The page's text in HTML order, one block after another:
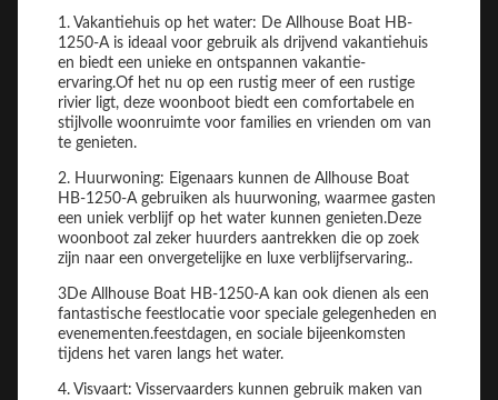
1. Vakantiehuis op het water: De Allhouse Boat HB-
1250-A is ideaal voor gebruik als drijvend vakantiehuis
en biedt een unieke en ontspannen vakantie-
ervaring.Of het nu op een rustig meer of een rustige
rivier ligt, deze woonboot biedt een comfortabele en
stijlvolle woonruimte voor families en vrienden om van
te genieten.
2. Huurwoning: Eigenaars kunnen de Allhouse Boat
HB-1250-A gebruiken als huurwoning, waarmee gasten
een uniek verblijf op het water kunnen genieten.Deze
woonboot zal zeker huurders aantrekken die op zoek
zijn naar een onvergetelijke en luxe verblijfservaring..
3De Allhouse Boat HB-1250-A kan ook dienen als een
fantastische feestlocatie voor speciale gelegenheden en
evenementen.feestdagen, en sociale bijeenkomsten
tijdens het varen langs het water.
4. Visvaart: Visservaarders kunnen gebruik maken van